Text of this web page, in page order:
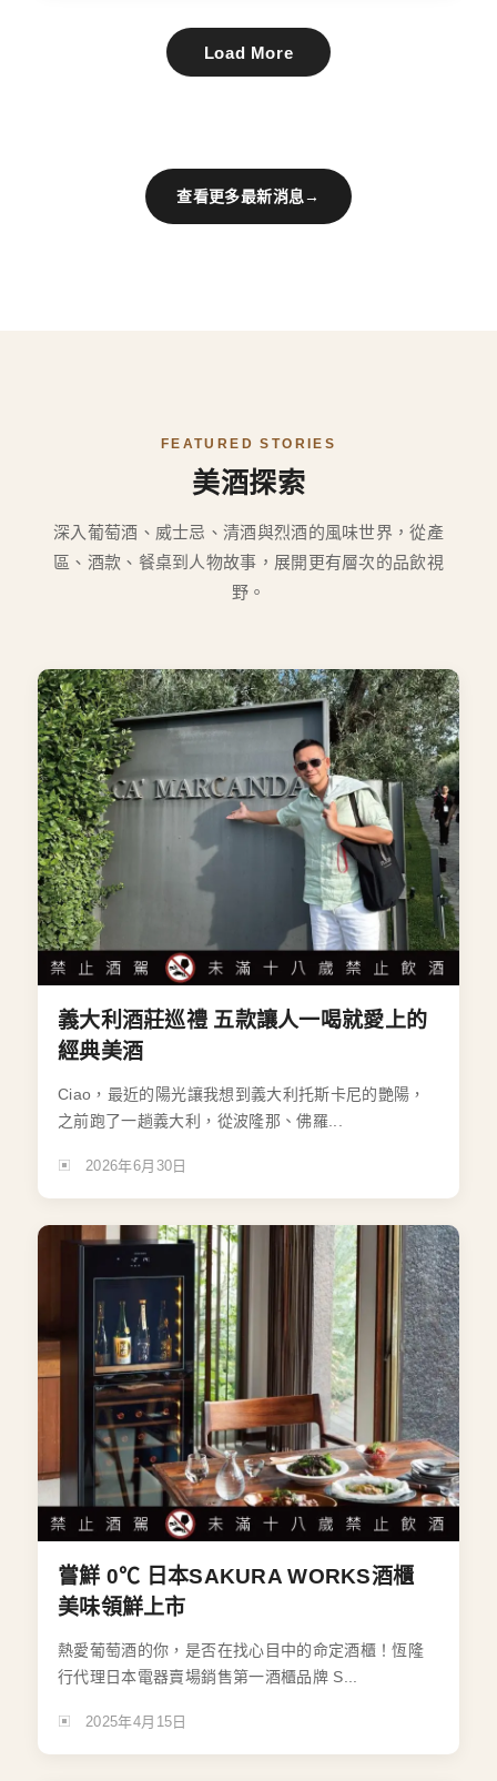
Load More
查看更多最新消息→
FEATURED STORIES
美酒探索
深入葡萄酒、威士忌、清酒與烈酒的風味世界，從產
區、酒款、餐桌到人物故事，展開更有層次的品飲視
野。
義大利酒莊巡禮 五款讓人一喝就愛上的
經典美酒
Ciao，最近的陽光讓我想到義大利托斯卡尼的艷陽，
之前跑了一趟義大利，從波隆那、佛羅...
2026年6月30日
嘗鮮 0℃ 日本SAKURA WORKS酒櫃
美味領鮮上市
熱愛葡萄酒的你，是否在找心目中的命定酒櫃！恆隆
行代理日本電器賣場銷售第一酒櫃品牌 S...
2025年4月15日